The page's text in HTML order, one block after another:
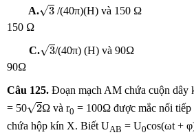
A.√3 /(40π)(H) và
150 Ω
C.√3/(40π) (H) và
90Ω
Câu 125. Đoạn mạch AM chứa cuộn dây
= 50√2Ω và r0 = 100Ω được mắc nối
chứa hộp kín X. Biết UAB = U0cos(ωt +